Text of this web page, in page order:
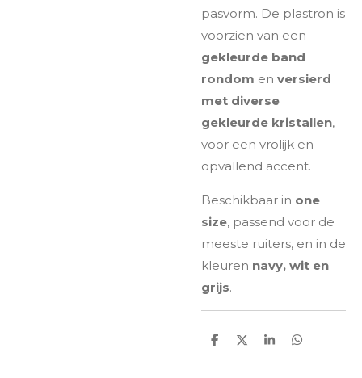
pasvorm. De plastron is
voorzien van een
gekleurde band
rondom en versierd
met diverse
gekleurde kristallen,
voor een vrolijk en
opvallend accent.
Beschikbaar in one
size, passend voor de
meeste ruiters, en in de
kleuren navy, wit en
grijs.
D
D
S
D